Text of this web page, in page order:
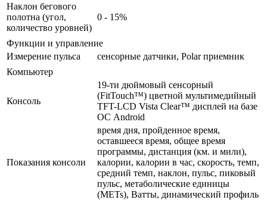
Наклон бегового
полотна (угол,
количество уровней)
0 - 15%
Функции и управление
Измерение пульса
сенсорные датчики, Polar приемник
Компьютер
Консоль
19-ти дюймовый сенсорный
(FitTouch™) цветной мультимедийный
TFT-LCD Vista Clear™ дисплей на базе
ОС Android
Показания консоли
время дня, пройденное время,
оставшееся время, общее время
программы, дистанция (км. и мили),
калории, калории в час, скорость, темп,
средний темп, наклон, пульс, пиковый
пульс, метаболические единицы
(METs), Ватты, динамический профиль